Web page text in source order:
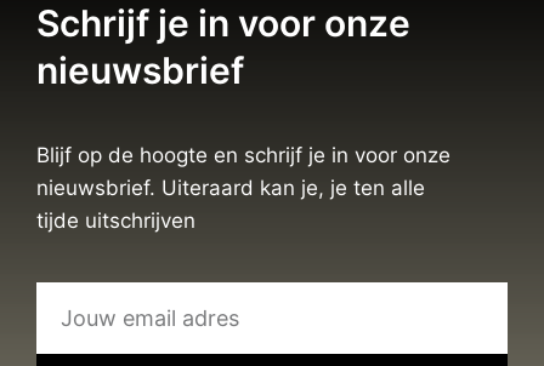
Schrijf je in voor onze
nieuwsbrief
Blijf op de hoogte en schrijf je in voor onze
nieuwsbrief. Uiteraard kan je, je ten alle
tijde uitschrijven